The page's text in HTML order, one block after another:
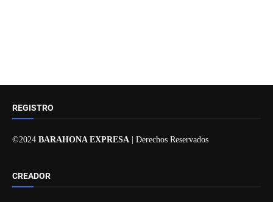
REGISTRO
©2024 BARAHONA EXPRESA | Derechos Reservados
CREADOR